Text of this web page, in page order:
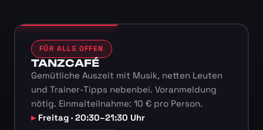
FÜR ALLE OFFEN
TANZCAFÉ
Gemütliche Auszeit mit Musik, netten Leuten
und Trainer-Tipps nebenbei. Voranmeldung
nötig. Einmalteilnahme: 10 € pro Person.
Freitag · 20:30–21:30 Uhr